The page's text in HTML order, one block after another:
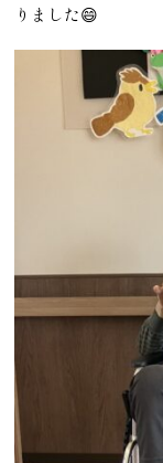
りました😄